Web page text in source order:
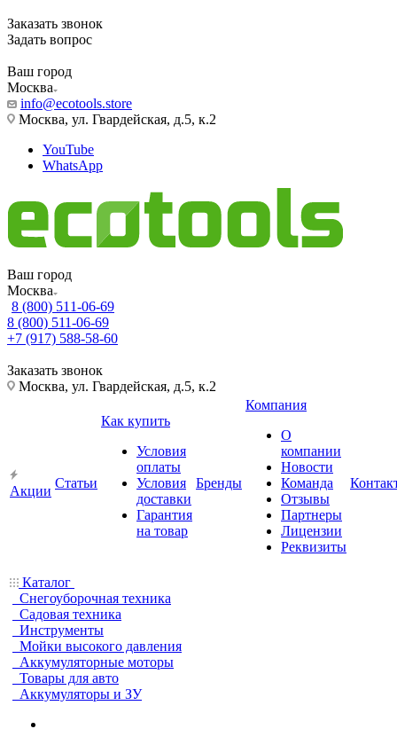
Заказать звонок
Задать вопрос
Ваш город
Москва
info@ecotools.store
Москва, ул. Гвардейская, д.5, к.2
YouTube
WhatsApp
Ваш город
Москва
8 (800) 511-06-69
8 (800) 511-06-69
+7 (917) 588-58-60
Заказать звонок
Москва, ул. Гвардейская, д.5, к.2
Акции
Статьи
Как купить
Условия
оплаты
Условия
доставки
Гарантия
на товар
Бренды
Компания
О
компании
Новости
Команда
Отзывы
Партнеры
Лицензии
Реквизиты
Каталог
Снегоуборочная техника
Садовая техника
Инструменты
Мойки высокого давления
Аккумуляторные моторы
Товары для авто
Аккумуляторы и ЗУ